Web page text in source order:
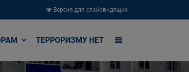
Версия для слабовидящих
ТЕРРОРИЗМУ НЕТ